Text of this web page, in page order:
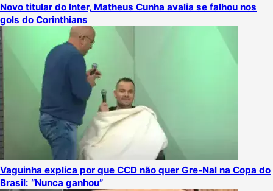
Novo titular do Inter, Matheus Cunha avalia se falhou nos
gols do Corinthians
Vaguinha explica por que CCD não quer Gre-Nal na Copa do
Brasil: “Nunca ganhou”